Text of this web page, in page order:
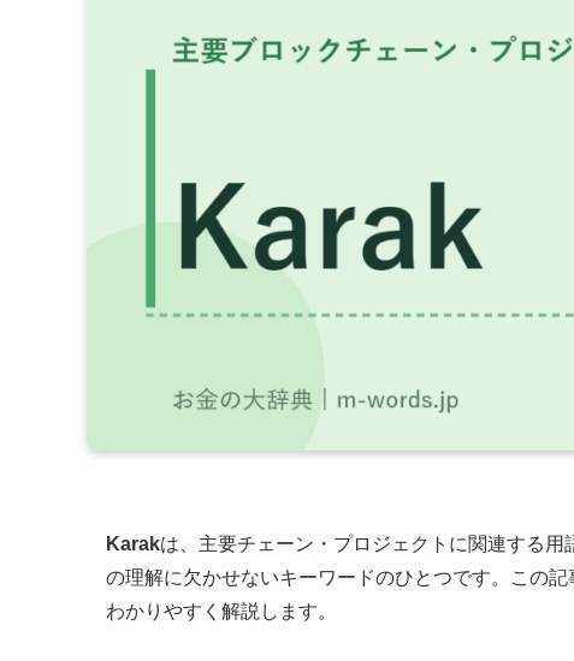
Karakは、主要チェーン・プロジェクトに関連する
の理解に欠かせないキーワードのひとつです。この
わかりやすく解説します。